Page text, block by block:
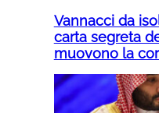
Vannacci da
carta segreta
muovono la